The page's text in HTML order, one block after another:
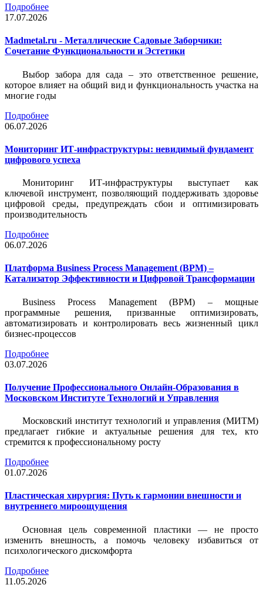
Подробнее
17.07.2026
Madmetal.ru - Металлические Садовые Заборчики:
Сочетание Функциональности и Эстетики
Выбор забора для сада – это ответственное решение,
которое влияет на общий вид и функциональность участка на
многие годы
Подробнее
06.07.2026
Мониторинг ИТ-инфраструктуры: невидимый фундамент
цифрового успеха
Мониторинг ИТ-инфраструктуры выступает как
ключевой инструмент, позволяющий поддерживать здоровье
цифровой среды, предупреждать сбои и оптимизировать
производительность
Подробнее
06.07.2026
Платформа Business Process Management (BPM) –
Катализатор Эффективности и Цифровой Трансформации
Business Process Management (BPM) – мощные
программные решения, призванные оптимизировать,
автоматизировать и контролировать весь жизненный цикл
бизнес-процессов
Подробнее
03.07.2026
Получение Профессионального Онлайн-Образования в
Московском Институте Технологий и Управления
Московский институт технологий и управления (МИТМ)
предлагает гибкие и актуальные решения для тех, кто
стремится к профессиональному росту
Подробнее
01.07.2026
Пластическая хирургия: Путь к гармонии внешности и
внутреннего мироощущения
Основная цель современной пластики — не просто
изменить внешность, а помочь человеку избавиться от
психологического дискомфорта
Подробнее
11.05.2026